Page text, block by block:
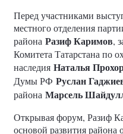
Перед участниками
местного отделения
района Разиф Каримов,
Комитета Татарстана по
наследия Наталья
Думы РФ Руслан
района Марсель
Открывая форум, Разиф
основой развития района